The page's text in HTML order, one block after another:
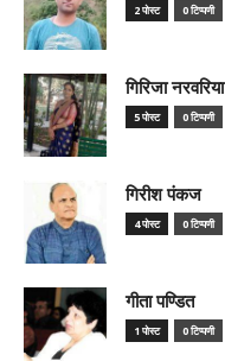
2 पोस्ट 0 टिप्पणी
गिरिजा नरवरिया
5 पोस्ट 0 टिप्पणी
गिरीश पंकज
4 पोस्ट 0 टिप्पणी
गीता पण्डित
1 पोस्ट 0 टिप्पणी